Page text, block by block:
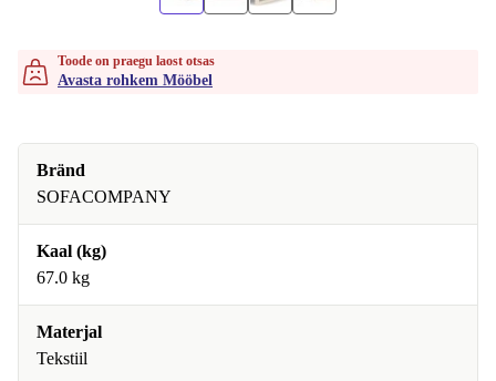
Toode on praegu laost otsas
Avasta rohkem Mööbel
Bränd
SOFACOMPANY
Kaal (kg)
67.0 kg
Materjal
Tekstiil